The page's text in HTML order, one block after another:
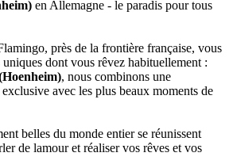
en Allemagne - le paradis pour tous
près de la frontière française, vous
dont vous rêvez habituellement :
, nous combinons une
avec les plus beaux moments de
belles du monde entier se réunissent
de lamour et réaliser vos rêves et vos